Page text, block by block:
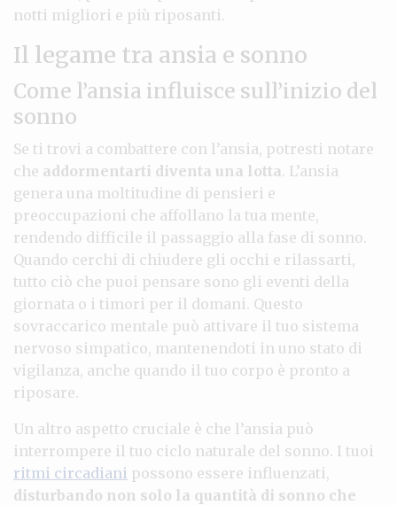
notti migliori e più riposanti.
Il legame tra ansia e sonno
Come l’ansia influisce sull’inizio del
sonno
Se ti trovi a combattere con l’ansia, potresti notare
che addormentarti diventa una lotta. L’ansia
genera una moltitudine di pensieri e
preoccupazioni che affollano la tua mente,
rendendo difficile il passaggio alla fase di sonno.
Quando cerchi di chiudere gli occhi e rilassarti,
tutto ciò che puoi pensare sono gli eventi della
giornata o i timori per il domani. Questo
sovraccarico mentale può attivare il tuo sistema
nervoso simpatico, mantenendoti in uno stato di
vigilanza, anche quando il tuo corpo è pronto a
riposare.
Un altro aspetto cruciale è che l’ansia può
interrompere il tuo ciclo naturale del sonno. I tuoi
ritmi circadiani possono essere influenzati,
disturbando non solo la quantità di sonno che